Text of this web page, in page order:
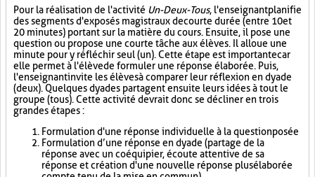
Pour la réalisation de l'activité Un-Deux-Tous, l'enseignant planifie
des segments d'exposés magistraux de courte durée (entre 10 et
20 minutes) portant sur la matière du cours. Ensuite, il pose une
question ou propose une courte tâche aux élèves. Il alloue une
minute pour y réfléchir seul (un). Cette étape est importante car
elle permet à l'élève de formuler une réponse élaborée. Puis,
l'enseignant invite les élèves à comparer leur réflexion en dyade
(deux). Quelques dyades partagent ensuite leurs idées à tout le
groupe (tous). Cette activité devrait donc se décliner en trois
grandes étapes :
Formulation d'une réponse individuelle à la question posée
Formulation d’une réponse en dyade (partage de la
réponse avec un coéquipier, écoute attentive de sa
réponse et création d'une nouvelle réponse plus élaborée